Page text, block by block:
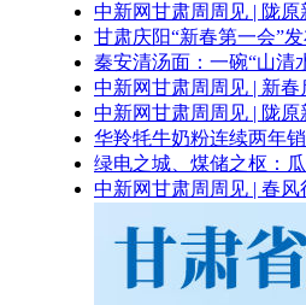
中新网甘肃周周见 | 陇
甘肃庆阳“新春第一会”
秦安清汤面：一碗“山清
中新网甘肃周周见 | 新
中新网甘肃周周见 | 陇
华羚牦牛奶粉连续两年
绿电之城、煤储之枢：
中新网甘肃周周见 | 春